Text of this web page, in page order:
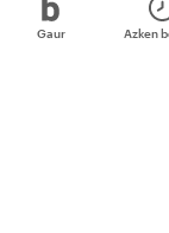
Gaur Azken